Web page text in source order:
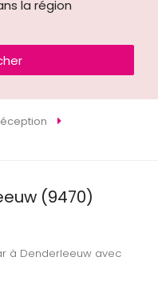
la région
(9470)
à Denderleeuw avec